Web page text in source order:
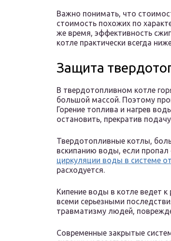
Важно понимать, что
стоимость похожих по
же время, эффективность
котле практически всегда
Защита
В твердотопливном котле
большой массой. Поэтому
Горение топлива и нагрев
остановить, прекратив
Твердотопливные котлы,
вскипанию воды, если
циркуляции воды в системе
расходуется.
Кипение воды в котле ведет
всеми серьезными
травматизму людей,
Современные закрытые